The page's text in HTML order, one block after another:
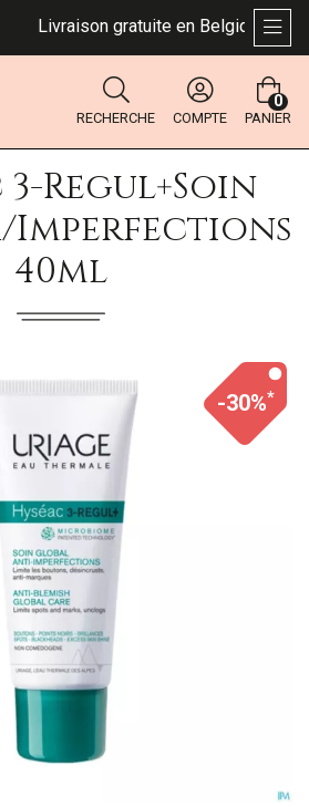
Livraison gratuite en Belgique dès
RECHERCHE COMPTE PANIER
0
3-Regul+soin
imperfections
40ml
-30%*